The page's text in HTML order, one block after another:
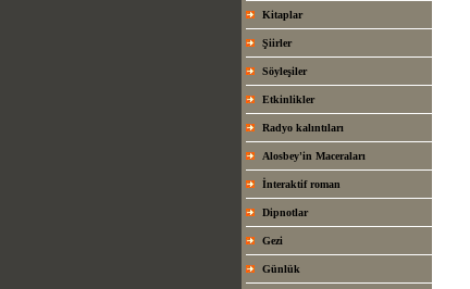
Kitaplar
Şiirler
Söyleşiler
Etkinlikler
Radyo kalıntıları
Alosbey'in Maceraları
İnteraktif roman
Dipnotlar
Gezi
Günlük